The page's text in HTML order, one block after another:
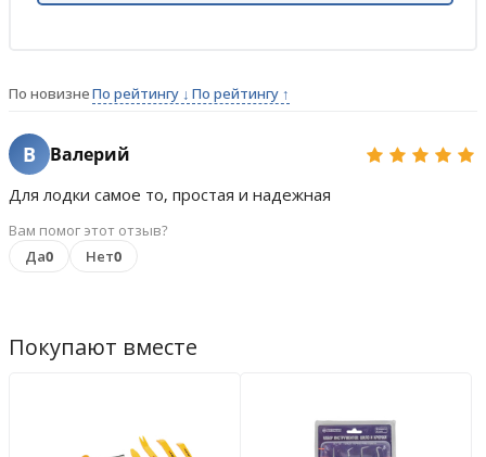
По новизнеПо рейтингу ↓ По рейтингу ↑
В Валерий
Для лодки самое то, простая и надежная
Вам помог этот отзыв?
Да0 Нет0
Покупают вместе